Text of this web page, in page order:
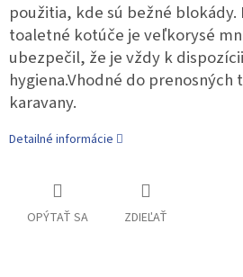
použitia, kde sú bežné blokády.
toaletné kotúče je veľkorysé
ubezpečil, že je vždy k
hygiena.Vhodné do prenosných
karavany.
Detailné informácie
OPÝTAŤ SA ZDIEĽAŤ